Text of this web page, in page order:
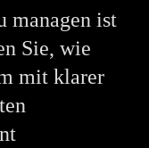
managen ist
Sie, wie
mit klarer